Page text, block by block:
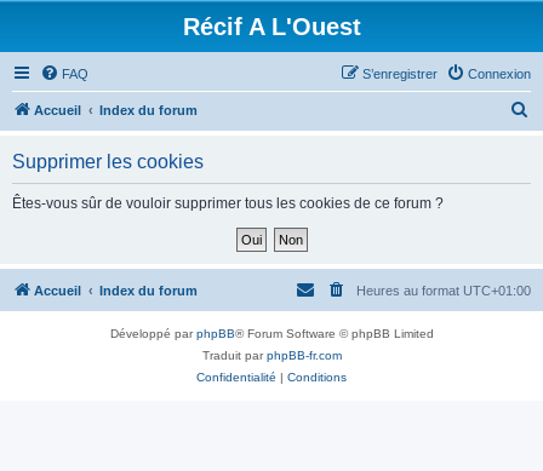
Récif A L'Ouest
FAQ Connexion
S’enregistrer
Accueil Index du forum
h
Supprimer les cookies
Êtes-vous sûr de vouloir supprimer tous les cookies de ce forum ?
Accueil Index du forum Heures au format UTC+01:00
Développé parphpBB® Forum Software © phpBB Limited
Traduit parphpBB-fr.com
Confidentialité | Conditions